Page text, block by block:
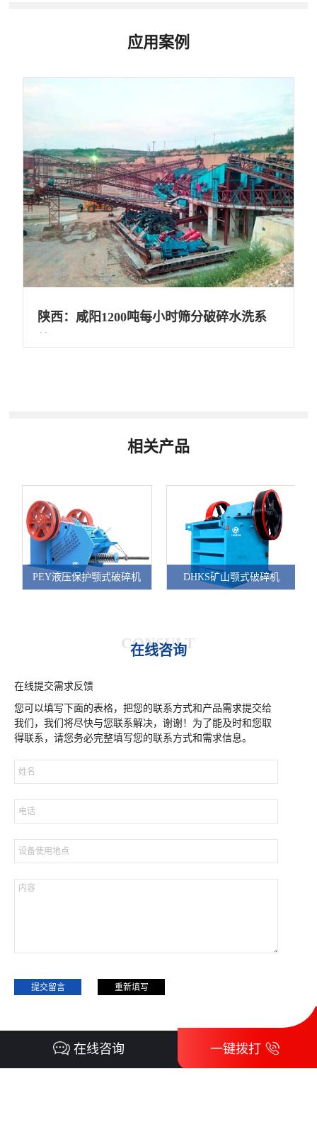
应用案例
陕西：咸阳1200吨每小时筛分破碎水洗系
相关产品
PEY液压保护颚式破碎机 DHKS矿山颚式破碎机
CONSULT
在线咨询
在线提交需求反馈
您可以填写下面的表格，把您的联系方式和产品需求提交给
我们，我们将尽快与您联系解决，谢谢！为了能及时和您取
得联系，请您务必完整填写您的联系方式和需求信息。
洛阳大华重型机械有限公司（破碎机厂家）
在线咨询 一键拨打